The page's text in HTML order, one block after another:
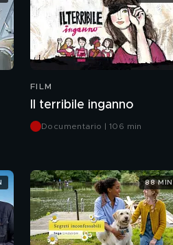
FILM
Il terribile inganno
Documentario | 106 min
88 MIN